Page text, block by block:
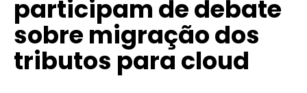
participam de debate
sobre migração dos
tributos para cloud